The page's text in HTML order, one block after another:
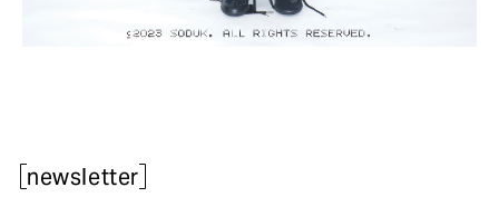
newsletter